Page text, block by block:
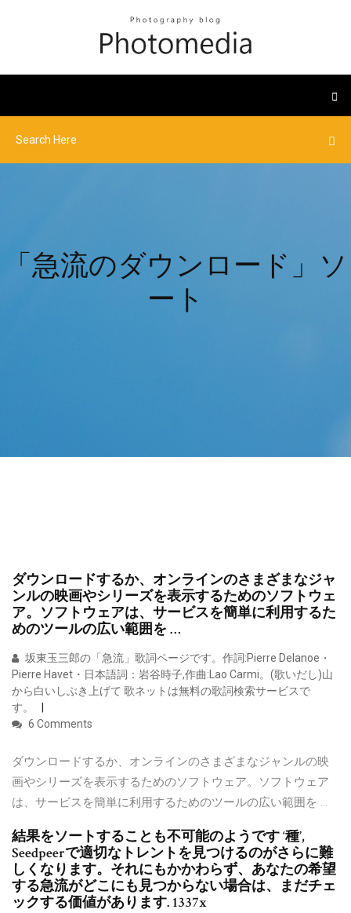
「急流のダウンロード」ソ
ート
ダウンロードするか、オンラインのさまざまなジャ
ンルの映画やシリーズを表示するためのソフトウェ
ア。ソフトウェアは、サービスを簡単に利用するた
めのツールの広い範囲を …
坂東玉三郎の「急流」歌詞ページです。作詞:Pierre Delanoe・
Pierre Havet・日本語詞：岩谷時子,作曲:Lao Carmi。(歌いだし)山
から白いしぶき上げて 歌ネットは無料の歌詞検索サービスで
す。
6 Comments
ダウンロードするか、オンラインのさまざまなジャンルの映
画やシリーズを表示するためのソフトウェア。ソフトウェア
は、サービスを簡単に利用するためのツールの広い範囲を …
結果をソートすることも不可能のようです ‘種’,
Seedpeerで適切なトレントを見つけるのがさらに難
しくなります。それにもかかわらず、あなたの希望
する急流がどこにも見つからない場合は、まだチェ
ックする価値があります. 1337x